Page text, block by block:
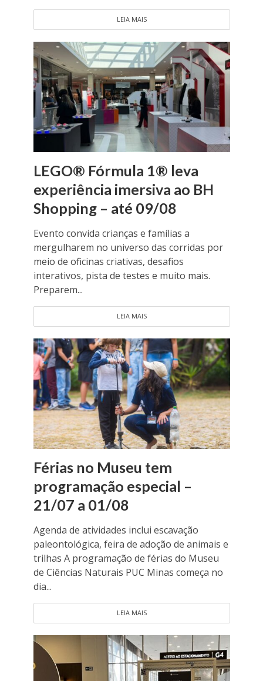
LEIA MAIS
LEGO® Fórmula 1® leva
experiência imersiva ao BH
Shopping – até 09/08
Evento convida crianças e famílias a
mergulharem no universo das corridas por
meio de oficinas criativas, desafios
interativos, pista de testes e muito mais.
Preparem...
LEIA MAIS
Férias no Museu tem
programação especial –
21/07 a 01/08
Agenda de atividades inclui escavação
paleontológica, feira de adoção de animais e
trilhas A programação de férias do Museu
de Ciências Naturais PUC Minas começa no
dia...
LEIA MAIS